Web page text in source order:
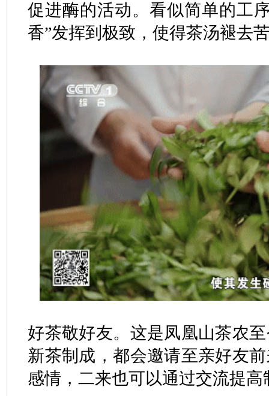
促进酶的活动。看似简单的工
香”发挥到极致，使得茶汤褪去
好茶敬好友。这是凤凰山茶农
新茶制成，都会邀请至亲好友
感情，二来也可以通过交流提高